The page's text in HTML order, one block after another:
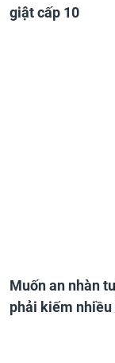
giật cấp 10
Muốn an nhàn
phải kiếm nhiều